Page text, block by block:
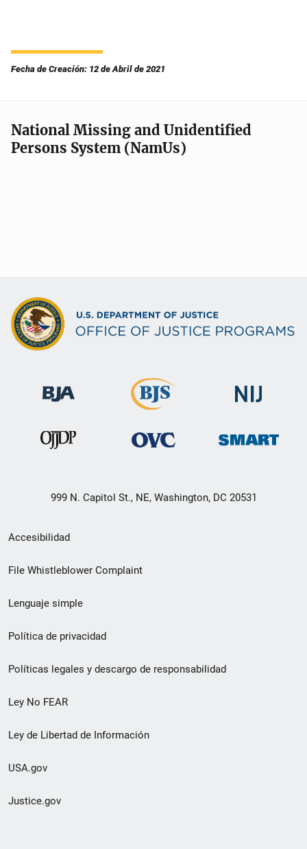
Fecha de Creación: 12 de Abril de 2021
National Missing and Unidentified
Persons System (NamUs)
999 N. Capitol St., NE, Washington, DC 20531
Menú
de
de
pie
de
página
Accesibilidad
File Whistleblower Complaint
Lenguaje simple
Política de privacidad
Políticas legales y descargo de responsabilidad
Ley No FEAR
Ley de Libertad de Información
USA.gov
Justice.gov